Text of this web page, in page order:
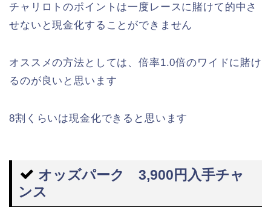
チャリロトのポイントは一度レースに賭けて的中さ
せないと現金化することができません
オススメの方法としては、倍率1.0倍のワイドに賭け
るのが良いと思います
8割くらいは現金化できると思います
オッズパーク 3,900円入手チャ
ンス